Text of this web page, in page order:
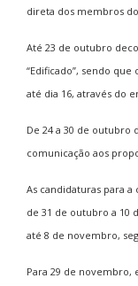
direta dos membros
Até 23 de outubro
“Edificado”, sendo
até dia 16, através do
De 24 a 30 de
comunicação aos
As candidaturas para a
de 31 de outubro a 10
até 8 de novembro,
Para 29 de novembro,